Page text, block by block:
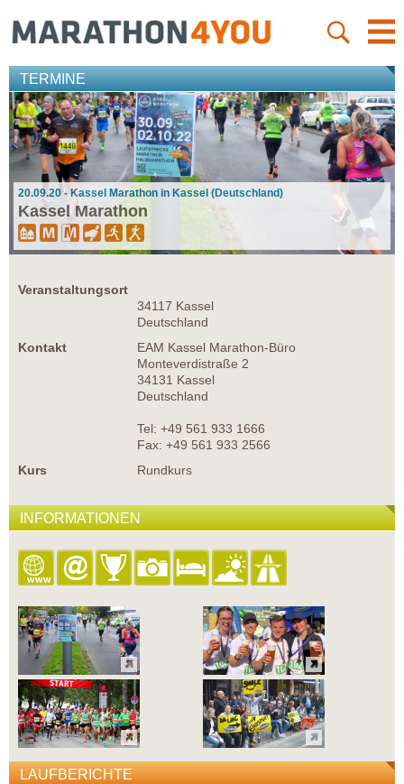
TERMINE
20.09.20 - Kassel Marathon in Kassel (Deutschland)
Kassel Marathon
Veranstaltungsort
34117 Kassel
Deutschland
Kontakt
EAM Kassel Marathon-Büro
Monteverdistraße 2
34131 Kassel
Deutschland
Tel: +49 561 933 1666
Fax: +49 561 933 2566
Kurs
Rundkurs
INFORMATIONEN
LAUFBERICHTE